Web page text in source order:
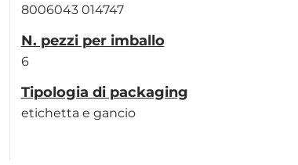
8006043 014747
N. pezzi per imballo
6
Tipologia di packaging
etichetta e gancio